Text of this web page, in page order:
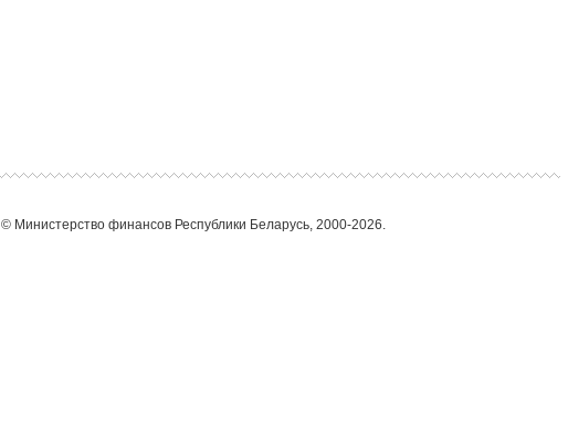
© Министерство финансов Республики Беларусь, 2000-2026.